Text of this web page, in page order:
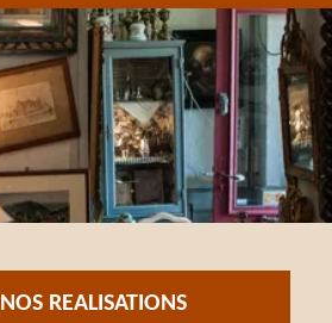
REALISATIONS